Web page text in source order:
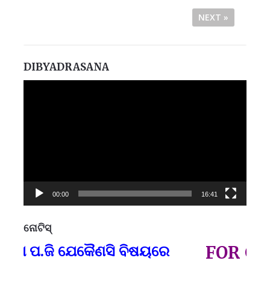
NEXT »
DIBYADRASANA
00:00 16:41
ନୋଟିସ୍
ଯେକୈଣସି ବିଷୟରେ FOR